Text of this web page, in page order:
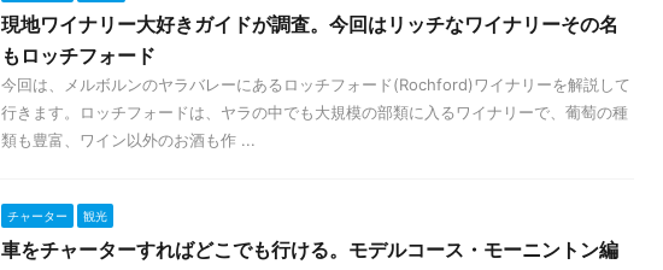
現地ワイナリー大好きガイドが調査。今回はリッチなワイナリーその名
もロッチフォード
今回は、メルボルンのヤラバレーにあるロッチフォード(Rochford)ワイナリーを解説して
行きます。ロッチフォードは、ヤラの中でも大規模の部類に入るワイナリーで、葡萄の種
類も豊富、ワイン以外のお酒も作 ...
チャーター 観光
車をチャーターすればどこでも行ける。モデルコース・モーニントン編